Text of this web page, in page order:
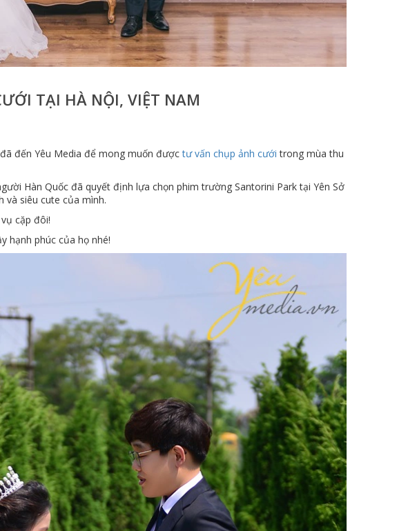
TẠI HÀ NỘI, VIỆT NAM
đến Yêu Media để mong muốn đượctư vấn chụp ảnh cướitrong mùa thu
Hàn Quốc đã quyết định lựa chọn phim trường Santorini Park tại Yên Sở
và siêu cute của mình.
cặp đôi!
hạnh phúc của họ nhé!